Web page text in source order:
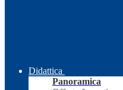
Didattica
Panoramica